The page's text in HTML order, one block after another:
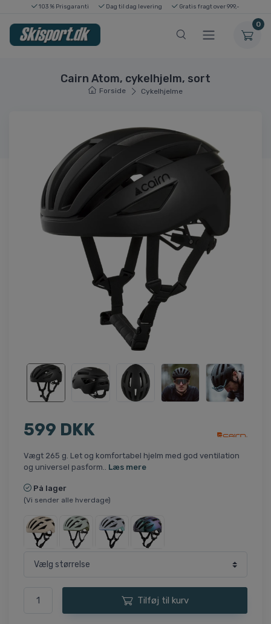
103 % Prisgaranti Dag til dag levering Gratis fragt over 999,-
0
Cairn Atom, cykelhjelm, sort
Forside Cykelhjelme
599 DKK
Vægt 265 g. Let og komfortabel hjelm med god ventilation
og universel pasform.. Læs mere
På lager
(Vi sender alle hverdage)
Tilføj til kurv